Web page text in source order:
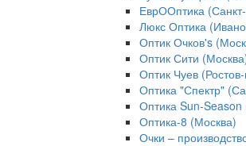
ЕврООптика
Люкс Оптика
Оптик Очков's
Оптик Сити
Оптик Чуев
Оптика "Спектр"
Оптика Sun-Season
Оптика-8 (Москва)
Очки –